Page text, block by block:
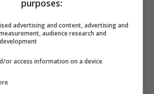
è dormire nei dintorni e
o in treno. I mezzi
preferibili e più veloci,
purposes:
advertising and content, advertising and
audience research and
or access information on a device